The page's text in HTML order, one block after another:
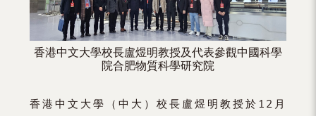
香港中文大學校長盧煜明教授及代表參觀中國科學
院合肥物質科學研究院
香港中文大學（中大）校長盧煜明教授於12月